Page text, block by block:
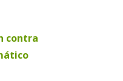
contra